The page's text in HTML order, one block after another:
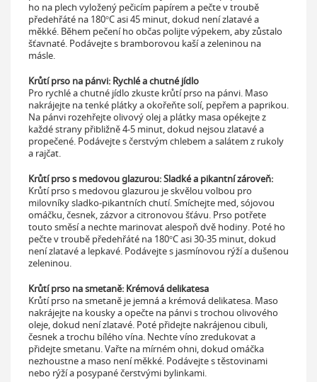
ho na plech vyložený pečicím papírem a pečte v troubě
předehřáté na 180°C asi 45 minut, dokud není zlatavé a
měkké. Během pečení ho občas polijte výpekem, aby zůstalo
šťavnaté. Podávejte s bramborovou kaší a zeleninou na
másle.
Krůtí prso na pánvi: Rychlé a chutné jídlo
Pro rychlé a chutné jídlo zkuste krůtí prso na pánvi. Maso
nakrájejte na tenké plátky a okořeňte solí, pepřem a paprikou.
Na pánvi rozehřejte olivový olej a plátky masa opékejte z
každé strany přibližně 4-5 minut, dokud nejsou zlatavé a
propečené. Podávejte s čerstvým chlebem a salátem z rukoly
a rajčat.
Krůtí prso s medovou glazurou: Sladké a pikantní zároveň:
Krůtí prso s medovou glazurou je skvělou volbou pro
milovníky sladko-pikantních chutí. Smíchejte med, sójovou
omáčku, česnek, zázvor a citronovou šťávu. Prso potřete
touto směsí a nechte marinovat alespoň dvě hodiny. Poté ho
pečte v troubě předehřáté na 180°C asi 30-35 minut, dokud
není zlatavé a lepkavé. Podávejte s jasmínovou rýží a dušenou
zeleninou.
Krůtí prso na smetaně: Krémová delikatesa
Krůtí prso na smetaně je jemná a krémová delikatesa. Maso
nakrájejte na kousky a opečte na pánvi s trochou olivového
oleje, dokud není zlatavé. Poté přidejte nakrájenou cibuli,
česnek a trochu bílého vína. Nechte víno zredukovat a
přidejte smetanu. Vařte na mírném ohni, dokud omáčka
nezhoustne a maso není měkké. Podávejte s těstovinami
nebo rýží a posypané čerstvými bylinkami.